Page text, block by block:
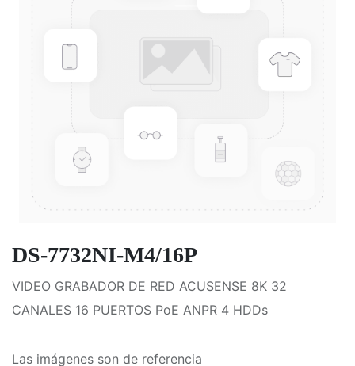
DS-7732NI-M4/16P
VIDEO GRABADOR DE RED ACUSENSE 8K 32
CANALES 16 PUERTOS PoE ANPR 4 HDDs
Las imágenes son de referencia